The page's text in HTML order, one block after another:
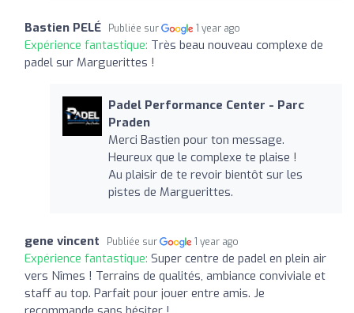
Bastien PELÉ Publiée sur 1 year ago
Expérience fantastique: Très beau nouveau complexe de
padel sur Marguerittes !
Padel Performance Center - Parc
Praden
Merci Bastien pour ton message.
Heureux que le complexe te plaise !
Au plaisir de te revoir bientôt sur les
pistes de Marguerittes.
gene vincent Publiée sur 1 year ago
Expérience fantastique: Super centre de padel en plein air
vers Nîmes ! Terrains de qualités, ambiance conviviale et
staff au top. Parfait pour jouer entre amis. Je